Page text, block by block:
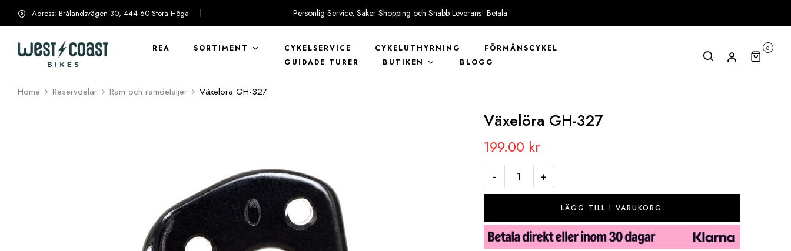
Adress: Brålandsvägen 30, 444 60 Stora Höga
info@westcoastbikes.se
Personlig Service, Säker Shopping och Snabb Leverans! Betala
REA SORTIMENT CYKELSERVICE CYKELUTHYRNING
FÖRMÅNSCYKEL
GUIDADE TURER
BUTIKEN BLOGG
0
Home Reservdelar Ram och ramdetaljer Växelöra GH-327
Växelöra GH-327
199.00 kr
- +
LÄGG TILL I VARUKORG